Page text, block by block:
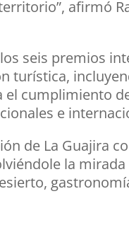
afirmó
seis premios
turística,
el cumplimiento
e
de La Guajira
la